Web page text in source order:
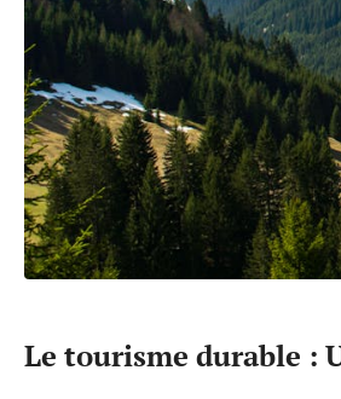
Le tourisme durable :